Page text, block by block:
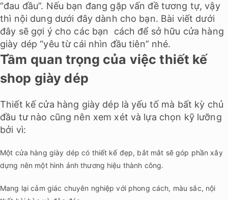
“đau đầu”. Nếu bạn đang gặp vấn đề tương tự, vậy
thì nội dung dưới đây dành cho bạn. Bài viết dưới
đây sẽ gợi ý cho các bạn cách để sở hữu cửa hàng
giày dép “yêu từ cái nhìn đầu tiên” nhé.
Tầm quan trọng của việc thiết kế
shop giày dép
Thiết kế cửa hàng giày dép là yếu tố mà bất kỳ chủ
đầu tư nào cũng nên xem xét và lựa chọn kỹ lưỡng
bởi vì:
Một cửa hàng giày dép có thiết kế đẹp, bắt mắt sẽ góp phần xây
dựng nên một hình ảnh thương hiệu thành công.
Mang lại cảm giác chuyên nghiệp với phong cách, màu sắc, nội